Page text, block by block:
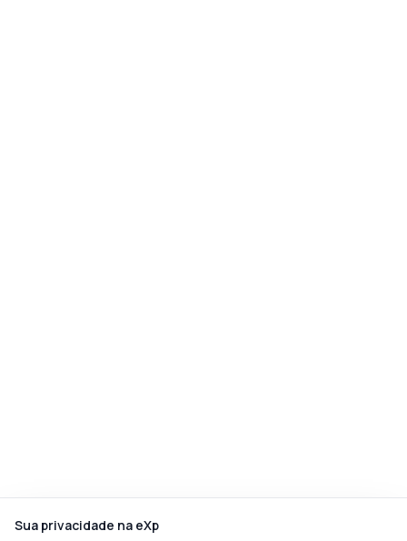
Sua privacidade na eXp